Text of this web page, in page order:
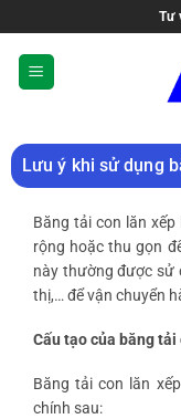
Tư
Lưu ý khi sử dụng
Băng tải con lăn
rộng hoặc thu gọn
này thường được sử
thị,… để vận chuyển
Cấu tạo của băng
Băng tải con lăn
chính sau: